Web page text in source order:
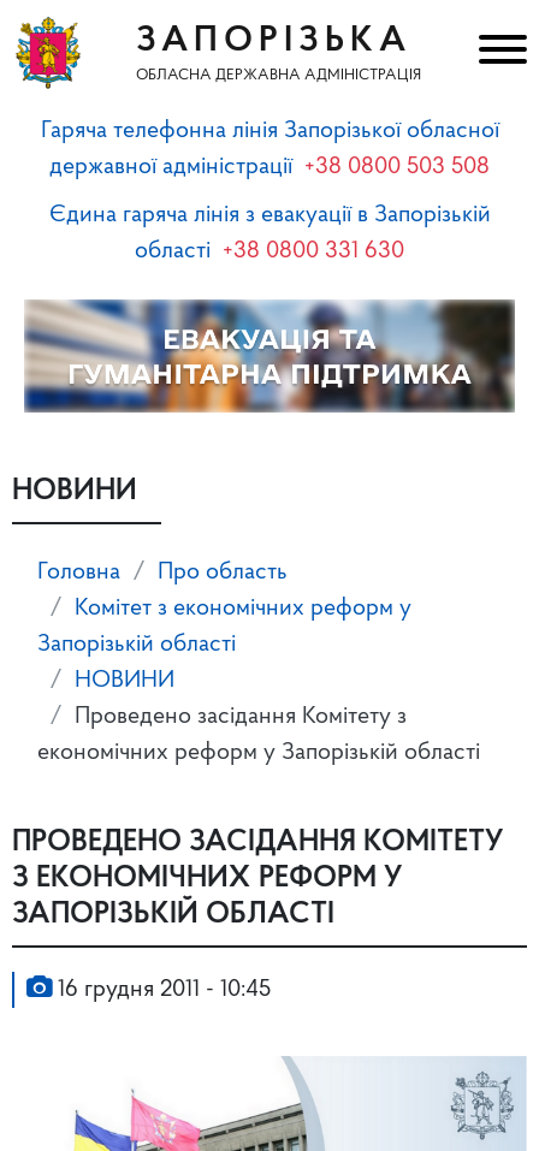
ЗАПОРІЗЬКА
ОБЛАСНА ДЕРЖАВНА АДМІНІСТРАЦІЯ
Гаряча телефонна лінія Запорізької обласної
державної адміністрації +38 0800 503 508
Єдина гаряча лінія з евакуації в Запорізькій
області +38 0800 331 630
НОВИНИ
Головна
Про область
Комітет з економічних реформ у
Запорізькій області
НОВИНИ
Проведено засідання Комітету з
економічних реформ у Запорізькій області
ПРОВЕДЕНО ЗАСІДАННЯ КОМІТЕТУ
З ЕКОНОМІЧНИХ РЕФОРМ У
ЗАПОРІЗЬКІЙ ОБЛАСТІ
16 грудня 2011 - 10:45